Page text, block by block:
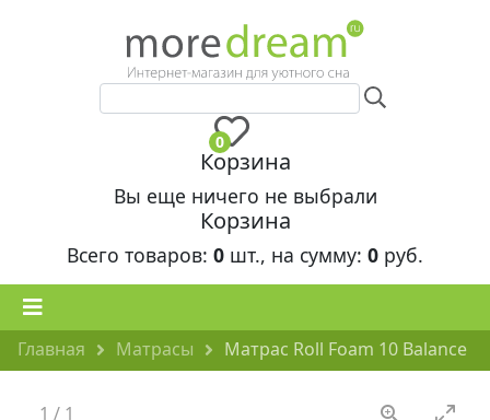
0
Корзина
Вы еще ничего не выбрали
Корзина
Всего товаров: 0 шт., на сумму: 0 руб.
Главная Матрасы Матрас Roll Foam 10 Balance
1 / 1